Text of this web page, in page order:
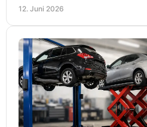
12. Juni 2026